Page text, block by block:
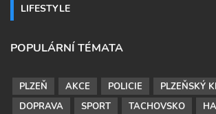
LIFESTYLE
POPULÁRNÍ TÉMATA
PLZEŇ AKCE POLICIE PLZEŇSKÝ
DOPRAVA
SPORT TACHOVSKO